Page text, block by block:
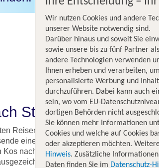
Stuttgart
Reisenden die Möglichkeit, von der
eine Reihe von Optionen zur
nach Stuttgart ist besonders beliebt
Wahl für Geschäftsreisende
Wir nutzen Cookies und andere
unserer Website notwendig sind.
Darüber hinaus und soweit Sie
sowie unsere bis zu fünf Partner
andere Technologien verwenden
Ihnen erheben und verarbeiten,
personalisierte Werbung und
durchzuführen. Dabei kann auch
sein, wo vom EU-
dortigen Behörden nicht
Sie können mehr Informationen
Cookies und welche auf Cookies
oder akzeptieren möchten.
Hinweis. Zusätzliche
Daten finden Sie im Datenschutz-